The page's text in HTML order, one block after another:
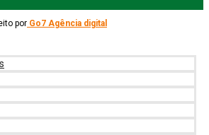
por Go7 Agência digital